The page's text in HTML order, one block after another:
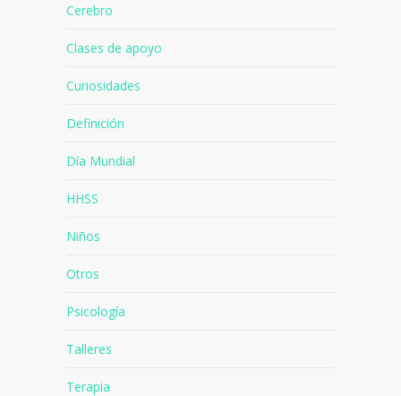
Cerebro
Clases de apoyo
Curiosidades
Definición
Día Mundial
HHSS
Niños
Otros
Psicología
Talleres
Terapia